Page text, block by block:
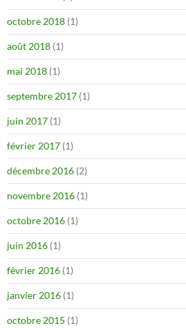
octobre 2018 (1)
août 2018 (1)
mai 2018 (1)
septembre 2017 (1)
juin 2017 (1)
février 2017 (1)
décembre 2016 (2)
novembre 2016 (1)
octobre 2016 (1)
juin 2016 (1)
février 2016 (1)
janvier 2016 (1)
octobre 2015 (1)